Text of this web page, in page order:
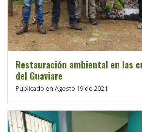
Restauración ambiental en las
del Guaviare
Publicado en Agosto 19 de 2021